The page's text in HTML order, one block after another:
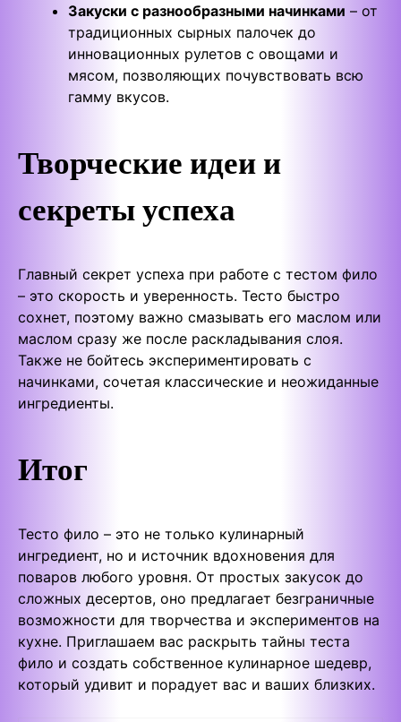
Закуски с разнообразными начинками – от
традиционных сырных палочек до
инновационных рулетов с овощами и
мясом, позволяющих почувствовать всю
гамму вкусов.
Творческие идеи и
секреты успеха
Главный секрет успеха при работе с тестом фило
– это скорость и уверенность. Тесто быстро
сохнет, поэтому важно смазывать его маслом или
маслом сразу же после раскладывания слоя.
Также не бойтесь экспериментировать с
начинками, сочетая классические и неожиданные
ингредиенты.
Итог
Тесто фило – это не только кулинарный
ингредиент, но и источник вдохновения для
поваров любого уровня. От простых закусок до
сложных десертов, оно предлагает безграничные
возможности для творчества и экспериментов на
кухне. Приглашаем вас раскрыть тайны теста
фило и создать собственное кулинарное шедевр,
который удивит и порадует вас и ваших близких.